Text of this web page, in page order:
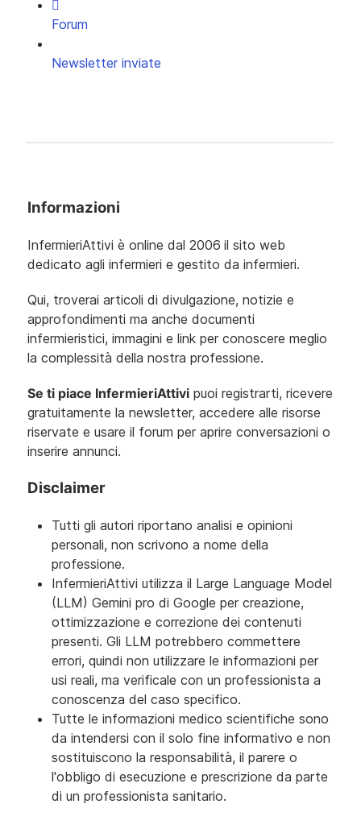
Forum
Newsletter inviate
Informazioni
InfermieriAttivi è online dal 2006 il sito web
dedicato agli infermieri e gestito da infermieri.
Qui, troverai articoli di divulgazione, notizie e
approfondimenti ma anche documenti
infermieristici, immagini e link per conoscere meglio
la complessità della nostra professione.
Se ti piace InfermieriAttivi puoi registrarti, ricevere
gratuitamente la newsletter, accedere alle risorse
riservate e usare il forum per aprire conversazioni o
inserire annunci.
Disclaimer
Tutti gli autori riportano analisi e opinioni
personali, non scrivono a nome della
professione.
InfermieriAttivi utilizza il Large Language Model
(LLM) Gemini pro di Google per creazione,
ottimizzazione e correzione dei contenuti
presenti. Gli LLM potrebbero commettere
errori, quindi non utilizzare le informazioni per
usi reali, ma verificale con un professionista a
conoscenza del caso specifico.
Tutte le informazioni medico scientifiche sono
da intendersi con il solo fine informativo e non
sostituiscono la responsabilità, il parere o
l'obbligo di esecuzione e prescrizione da parte
di un professionista sanitario.